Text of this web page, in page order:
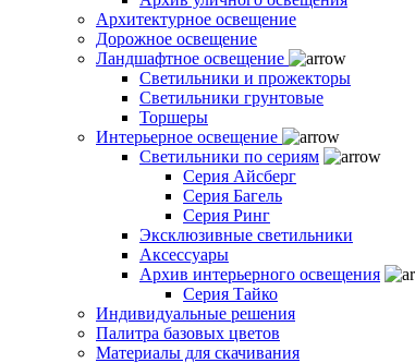
Архитектурное освещение
Дорожное освещение
Ландшафтное освещение
Светильники и прожекторы
Светильники грунтовые
Торшеры
Интерьерное освещение
Светильники по сериям
Серия Айсберг
Серия Багель
Серия Ринг
Эксклюзивные светильники
Аксессуары
Архив интерьерного освещения
Серия Тайко
Индивидуальные решения
Палитра базовых цветов
Материалы для скачивания